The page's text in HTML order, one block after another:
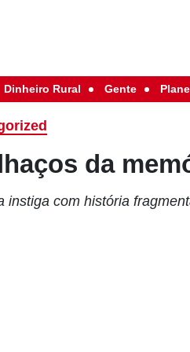
Dinheiro Rural Gente
da
instiga com história